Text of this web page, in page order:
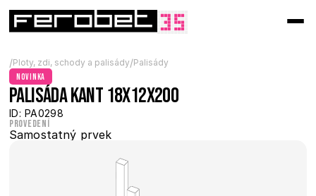
/Ploty, zdi, schody a palisády/Palisády
novinka
Palisáda Kant 18x12x200
ID: PA0298
Provedení
Samostatný prvek